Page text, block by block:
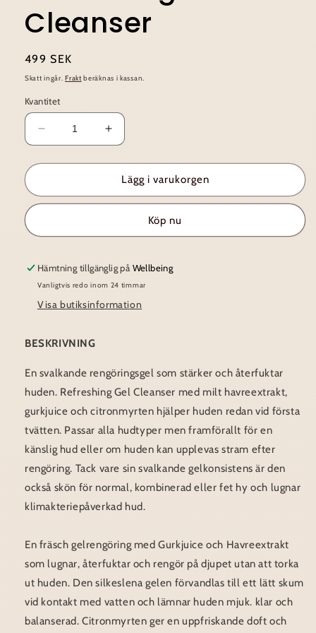
Cleanser
Ordinarie
pris
499 SEK
Skatt ingår.Fraktberäknas i kassan.
Kvantitet
Minska
kvantitet
för
picaut
~
Gel
Öka
kvantitet
för
picaut
~
Refreshing
Gel
Lägg i varukorgen
Köp nu
Hämtning tillgänglig på Wellbeing
Vanligtvis redo inom 24 timmar
Visa butiksinformation
BESKRIVNING
En svalkande rengöringsgel som stärker och återfuktar
huden. Refreshing Gel Cleanser med milt havreextrakt,
gurkjuice och citronmyrten hjälper huden redan vid första
tvätten. Passar alla hudtyper men framförallt för en
känslig hud eller om huden kan upplevas stram efter
rengöring. Tack vare sin svalkande gelkonsistens är den
också skön för normal, kombinerad eller fet hy och lugnar
klimakteriepåverkad hud.
En fräsch gelrengöring med Gurkjuice och Havreextrakt
som lugnar, återfuktar och rengör på djupet utan att torka
ut huden. Den silkeslena gelen förvandlas till ett lätt skum
vid kontakt med vatten och lämnar huden mjuk. klar och
balanserad. Citronmyrten ger en uppfriskande doft och